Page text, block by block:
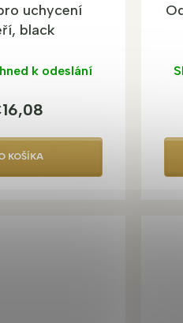
uchycení
black
k odeslání
KOŠÍKA